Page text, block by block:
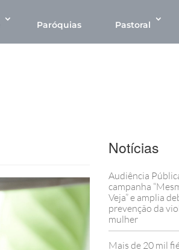
Paróquias Pastoral
Notícias
Audiência
campanha
Veja” e amplia
prevenção da
mulher
Mais de 20 mil